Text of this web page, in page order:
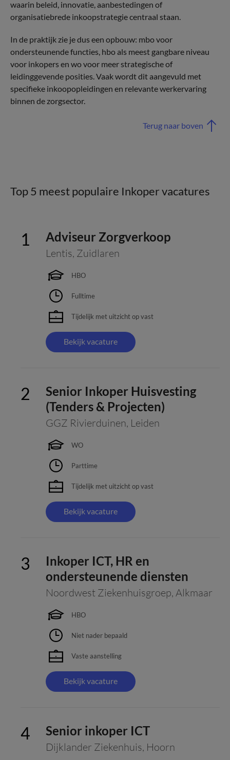
waarin beleid, innovatie, aanbestedingen of
organisatiebrede inkoopstrategie centraal staan.
In de praktijk zie je dus een opbouw: mbo voor
ondersteunende functies, hbo als meest gangbare niveau
voor inkopers en wo voor meer strategische of
leidinggevende posities. Vaak wordt dit aangevuld met
specifieke inkoopopleidingen en relevante werkervaring
binnen de zorgsector.
Terug naar boven
Top 5 meest populaire Inkoper vacatures
Adviseur Zorgverkoop
Lentis, Zuidlaren
HBO
Fulltime
Tijdelijk met uitzicht op vast
Bekijk vacature
Senior Inkoper Huisvesting
(Tenders & Projecten)
GGZ Rivierduinen, Leiden
WO
Parttime
Tijdelijk met uitzicht op vast
Bekijk vacature
Inkoper ICT, HR en
ondersteunende diensten
Noordwest Ziekenhuisgroep, Alkmaar
HBO
Niet nader bepaald
Vaste aanstelling
Bekijk vacature
Senior inkoper ICT
Dijklander Ziekenhuis, Hoorn